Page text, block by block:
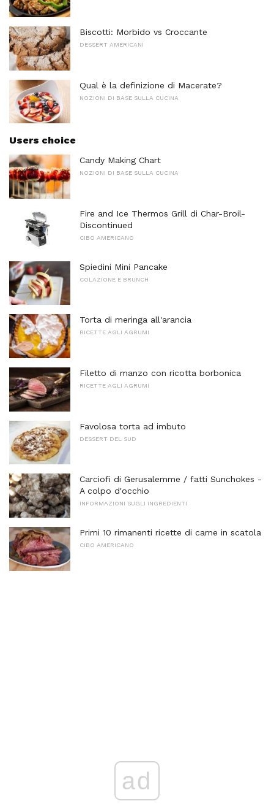
Biscotti: Morbido vs Croccante
DESSERT AMERICANI
Qual è la definizione di Macerate?
NOZIONI DI BASE SULLA CUCINA
Users choice
Candy Making Chart
NOZIONI DI BASE SULLA CUCINA
Fire and Ice Thermos Grill di Char-Broil-
Discontinued
CIBO AMERICANO
Spiedini Mini Pancake
COLAZIONE E BRUNCH
Torta di meringa all'arancia
RICETTE AGLI AGRUMI
Filetto di manzo con ricotta borbonica
RICETTE AGLI AGRUMI
Favolosa torta ad imbuto
DESSERT DEL SUD
Carciofi di Gerusalemme / fatti Sunchokes -
A colpo d'occhio
INFORMAZIONI SUGLI INGREDIENTI
Primi 10 rimanenti ricette di carne in scatola
CIBO AMERICANO
ad